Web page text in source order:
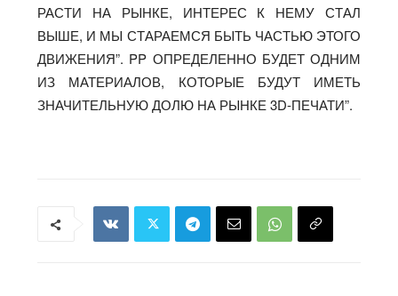
РАСТИ НА РЫНКЕ, ИНТЕРЕС К НЕМУ СТАЛ
ВЫШЕ, И МЫ СТАРАЕМСЯ БЫТЬ ЧАСТЬЮ ЭТОГО
ДВИЖЕНИЯ”. PP ОПРЕДЕЛЕННО БУДЕТ ОДНИМ
ИЗ МАТЕРИАЛОВ, КОТОРЫЕ БУДУТ ИМЕТЬ
ЗНАЧИТЕЛЬНУЮ ДОЛЮ НА РЫНКЕ 3D-ПЕЧАТИ”.